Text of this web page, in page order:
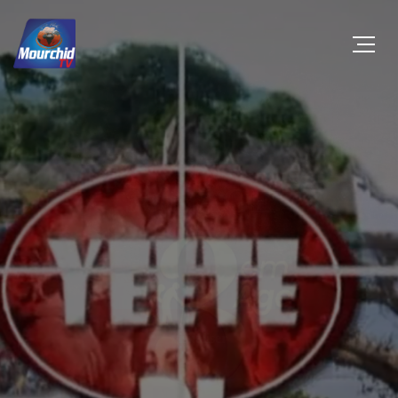
YEETE BI
Visualiser
3em ÂGE
visualiser